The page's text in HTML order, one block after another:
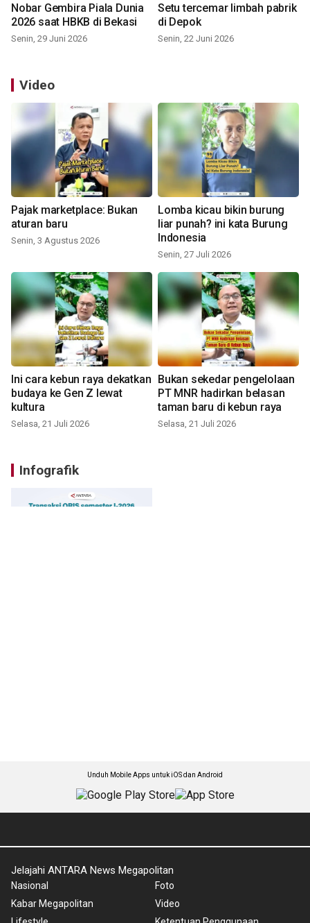
Nobar Gembira Piala Dunia
2026 saat HBKB di Bekasi
Senin, 29 Juni 2026
Setu tercemar limbah pabrik
di Depok
Senin, 22 Juni 2026
Video
Pajak marketplace: Bukan
aturan baru
Senin, 3 Agustus 2026
Lomba kicau bikin burung
liar punah? ini kata Burung
Indonesia
Senin, 27 Juli 2026
Ini cara kebun raya dekatkan
budaya ke Gen Z lewat
kultura
Selasa, 21 Juli 2026
Bukan sekedar pengelolaan
PT MNR hadirkan belasan
taman baru di kebun raya
Selasa, 21 Juli 2026
Infografik
Unduh Mobile Apps untuk iOS dan Android
Jelajahi ANTARA News Megapolitan
Nasional
Kabar Megapolitan
Foto
Video